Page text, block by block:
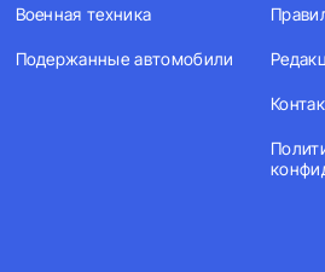
Военная техника
Подержанные автомобили